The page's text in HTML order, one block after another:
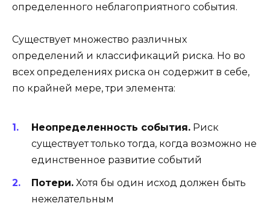
определенного неблагоприятного события.
Существует множество различных
определений и классификаций риска. Но во
всех определениях риска он содержит в себе,
по крайней мере, три элемента:
Неопределенность события. Риск
существует только тогда, когда возможно не
единственное развитие событий
Потери. Хотя бы один исход должен быть
нежелательным